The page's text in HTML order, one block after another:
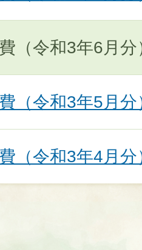
（令和3年6月分
（令和3年5月分
（令和3年4月分